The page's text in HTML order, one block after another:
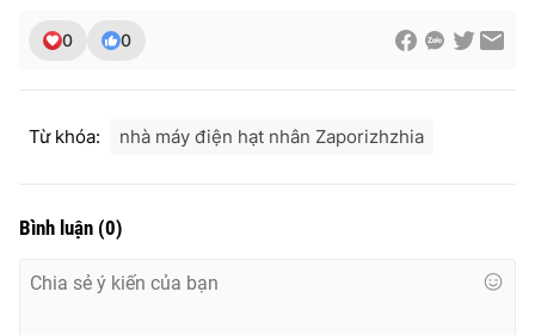
0 0
Từ khóa: nhà máy điện hạt nhân Zaporizhzhia
Bình luận (0)